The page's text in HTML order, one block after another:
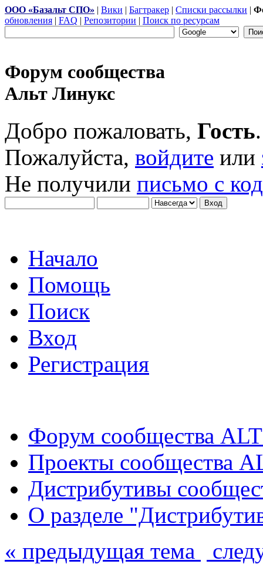
ООО «Базальт СПО» | Вики | Багтракер | Списки рассылки |
обновления | FAQ | Репозитории | Поиск по ресурсам
Форум сообщества
Альт Линукс
Добро пожаловать, Гость.
Пожалуйста, войдите или
Не получили письмо с
Начало
Помощь
Поиск
Вход
Регистрация
Форум сообщества
Проекты сообщества
Дистрибутивы
О разделе
« предыдущая тема